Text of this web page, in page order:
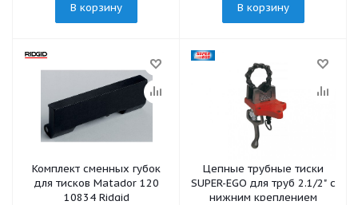
В корзину В корзину
Комплект сменных губок
для тисков Matador 120
10834 Ridgid
Цепные трубные тиски
SUPER-EGO для труб 2.1/2" с
нижним креплением